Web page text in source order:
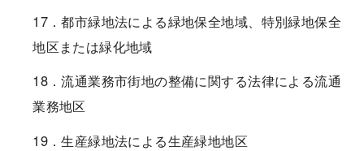
17．都市緑地法による緑地保全地域、特別緑地保全
地区または緑化地域
18．流通業務市街地の整備に関する法律による流通
業務地区
19．生産緑地法による生産緑地地区